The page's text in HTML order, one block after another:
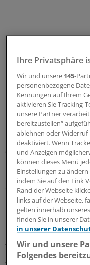
Die mit Arbeitgeber-
besetzte
langen
Höhe des
allerdings erstmals in
nicht einvernehmlich
in der Kommission
zu niedrig, sie
In Kraft tritt der
Mindestlohngesetz
Bundesregierung.
Wegen der Einwände
„Mir war wichtig,
Ihre Privatsphäre
Wir und unsere 145-
personenbezogene
Kennungen auf Ihrem
aktivieren Sie Tracking-
unsere Partner
bereitzustellen“
ablehnen oder
deaktiviert. Wenn
und Anzeigen
können dieses Menü
Einstellungen zu
indem Sie auf den Link
Rand der Webseite
links auf der Webseite,
gelten innerhalb
finden Sie in unserer
in unserer
Wir und unsere
Folgendes